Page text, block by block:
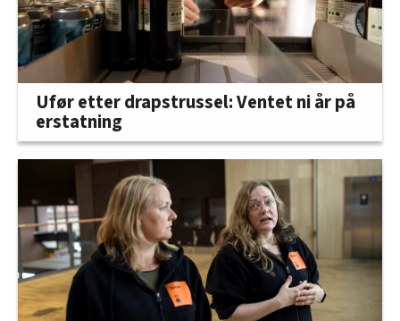
Ufør etter drapstrussel: Ventet ni år på
erstatning